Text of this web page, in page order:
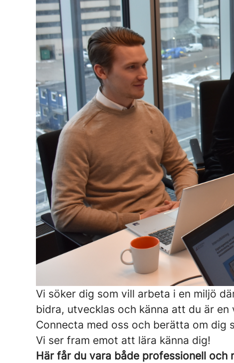
Vi söker dig som vill arbeta i en miljö
bidra, utvecklas och känna att du är en
Connecta med oss och berätta om
Vi ser fram emot att lära känna dig!
Här får du vara både professionell och